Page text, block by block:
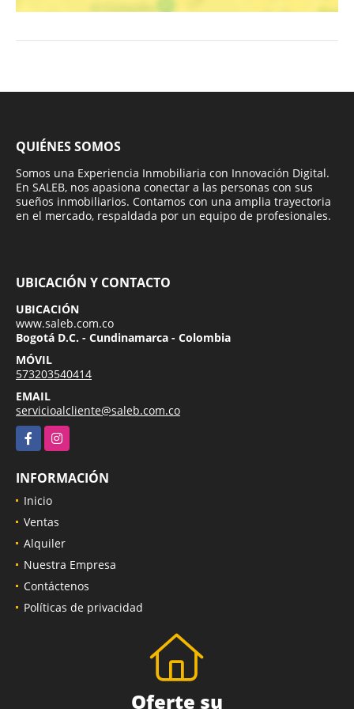
QUIÉNES SOMOS
Somos una Experiencia Inmobiliaria con Innovación Digital.
En SALEB, nos apasiona conectar a las personas con sus
sueños inmobiliarios. Contamos con una amplia trayectoria
en el mercado, respaldada por un equipo de profesionales.
UBICACIÓN Y CONTACTO
UBICACIÓN
www.saleb.com.co
Bogotá D.C. - Cundinamarca - Colombia
MÓVIL
573203540414
EMAIL
servicioalcliente@saleb.com.co
FacebookInstagram
INFORMACIÓN
Inicio
Ventas
Alquiler
Nuestra Empresa
Contáctenos
Políticas de privacidad
Oferte su